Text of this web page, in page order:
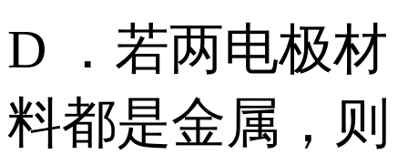
D ．若两电极材
料都是金属，则